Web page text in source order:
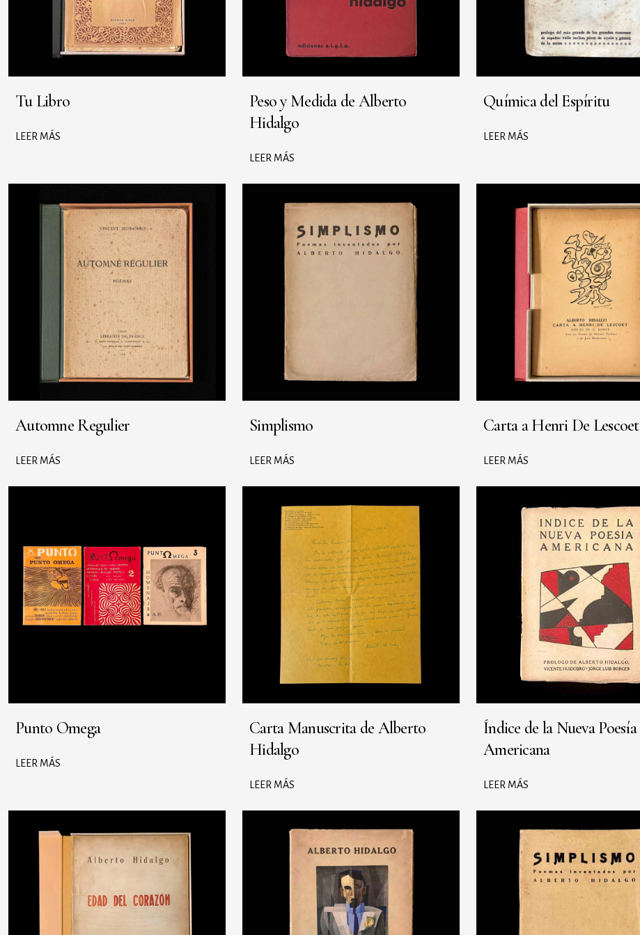
Tu Libro
LEER MÁS
Peso y Medida de Alberto
Hidalgo
LEER MÁS
Química del Espíritu
LEER MÁS
Automne Regulier
LEER MÁS
Simplismo
LEER MÁS
Carta a Henri De Lescoet
LEER MÁS
Punto Omega
LEER MÁS
Carta Manuscrita de Alberto
Hidalgo
LEER MÁS
Índice de la Nueva Poesía
Americana
LEER MÁS